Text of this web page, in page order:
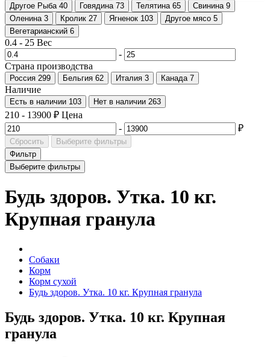
Другое Рыба 40 Говядина 73 Телятина 65 Свинина 9
Оленина 3 Кролик 27 Ягненок 103 Другое мясо 5
Вегетарианский 6
0.4 - 25 Вес
-
Страна производства
Россия 299 Бельгия 62 Италия 3 Канада 7
Наличие
Есть в наличии 103 Нет в наличии 263
210 - 13900 ₽ Цена
-
₽
Сбросить
Выберите фильтры
Фильтр
Выберите фильтры
Будь здоров. Утка. 10 кг.
Крупная гранула
Собаки
Корм
Корм сухой
Будь здоров. Утка. 10 кг. Крупная гранула
Будь здоров. Утка. 10 кг. Крупная
гранула